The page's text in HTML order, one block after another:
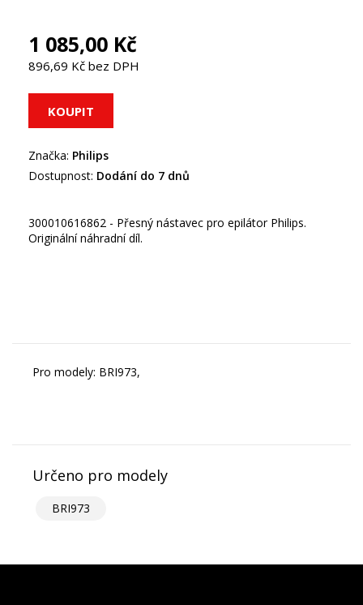
1 085,00 Kč
896,69 Kč bez DPH
Značka: Philips
Dostupnost: Dodání do 7 dnů
300010616862 - Přesný nástavec pro epilátor Philips.
Originální náhradní díl.
Pro modely: BRI973,
Určeno pro modely
BRI973